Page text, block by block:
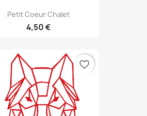
Petit Coeur Chalet
4,50 €
favorite_border